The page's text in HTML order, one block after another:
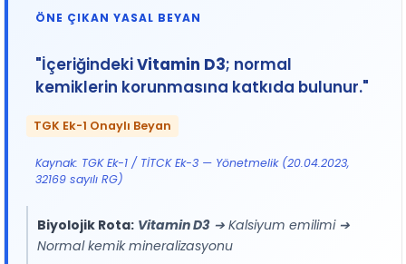
ÖNE ÇIKAN YASAL BEYAN
"İçeriğindekiVitamin D3; normal
kemiklerin korunmasına katkıda bulunur."
TGK Ek-1 Onaylı Beyan
Kaynak: TGK Ek-1 / TİTCK Ek-3 — Yönetmelik (20.04.2023,
32169 sayılı RG)
Biyolojik Rota: Vitamin D3 ➔ Kalsiyum emilimi ➔
Normal kemik mineralizasyonu